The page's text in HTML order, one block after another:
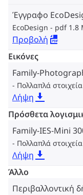
Έγγραφο
EcoDesign pdf 1.8
Προβολή
Εικόνες
Family-
Πολλαπλά στοιχεία
Λήψη
Πρόσθετα
Family-IES-Mini
Πολλαπλά στοιχεία
Λήψη
Άλλο
Περιβαλλοντική